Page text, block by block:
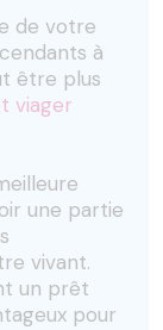
de votre
à
être plus
viager
une partie
vivant.
un prêt
pour